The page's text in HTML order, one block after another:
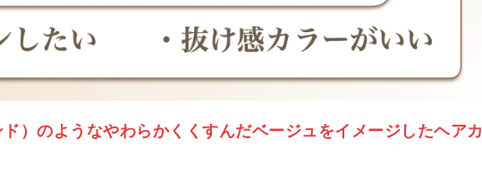
）のようなやわらかくくすんだベージュをイメージしたヘアカ